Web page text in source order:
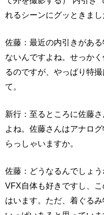
れるシーンにグッときまし
佐藤：最近の内引きがあ
ないんですよね。せっか
るのですが、やっぱり特
て。
新行：至るところに佐藤
よね。佐藤さんはアナロ
らっしゃいますか。
佐藤：どうなるんでしょ
VFX自体も好きですし、
はいます。ただ、着ぐる